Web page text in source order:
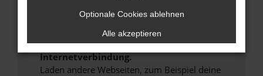
Beim Laden ist ein Fehler aufgetreten.
Hier sind ein paar Tipps, die dir helfen können:
Überprüfe deine Firewall und deine
Internetverbindung.
Laden andere Webseiten, zum Beispiel deine
Optionale Cookies ablehnen
Alle akzeptieren